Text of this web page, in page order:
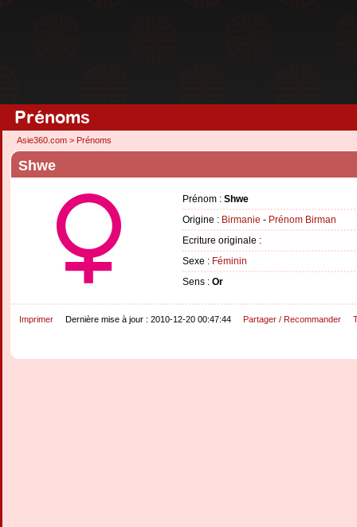
Prénoms
Asie360.com > Prénoms
Shwe
Prénom : Shwe
Origine : Birmanie - Prénom Birman
Ecriture originale :
Sexe : Féminin
Sens : Or
Imprimer Dernière mise à jour : 2010-12-20 00:47:44 Partager / Recommander